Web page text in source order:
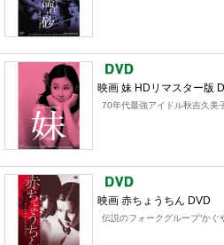
映画 妹 HDリマスター版
70年代最強アイドル秋吉久美
映画 赤ちょうちん DVD
伝説のフォークグループ“かぐ